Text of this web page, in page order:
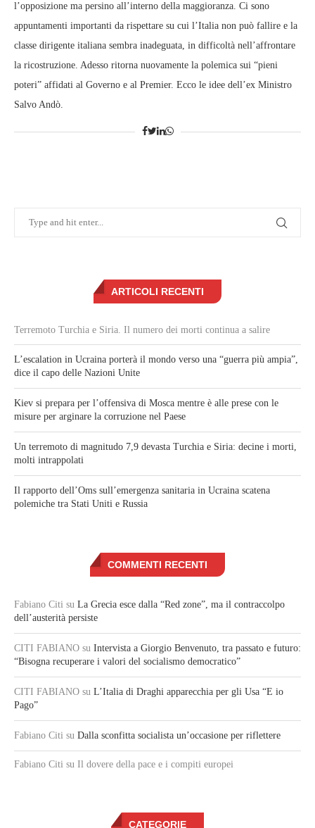
l’opposizione ma persino all’interno della maggioranza. Ci sono
appuntamenti importanti da rispettare su cui l’Italia non può fallire e la
classe dirigente italiana sembra inadeguata, in difficoltà nell’affrontare
la ricostruzione. Adesso ritorna nuovamente la polemica sui “pieni
poteri” affidati al Governo e al Premier. Ecco le idee dell’ex Ministro
Salvo Andò.
ARTICOLI RECENTI
Terremoto Turchia e Siria. Il numero dei morti continua a salire
L’escalation in Ucraina porterà il mondo verso una “guerra più ampia”,
dice il capo delle Nazioni Unite
Kiev si prepara per l’offensiva di Mosca mentre è alle prese con le
misure per arginare la corruzione nel Paese
Un terremoto di magnitudo 7,9 devasta Turchia e Siria: decine i morti,
molti intrappolati
Il rapporto dell’Oms sull’emergenza sanitaria in Ucraina scatena
polemiche tra Stati Uniti e Russia
COMMENTI RECENTI
Fabiano Citi su La Grecia esce dalla “Red zone”, ma il contraccolpo
dell’austerità persiste
CITI FABIANO su Intervista a Giorgio Benvenuto, tra passato e futuro:
“Bisogna recuperare i valori del socialismo democratico”
CITI FABIANO su L’Italia di Draghi apparecchia per gli Usa “E io
Pago”
Fabiano Citi su Dalla sconfitta socialista un’occasione per riflettere
Fabiano Citi su Il dovere della pace e i compiti europei
CATEGORIE